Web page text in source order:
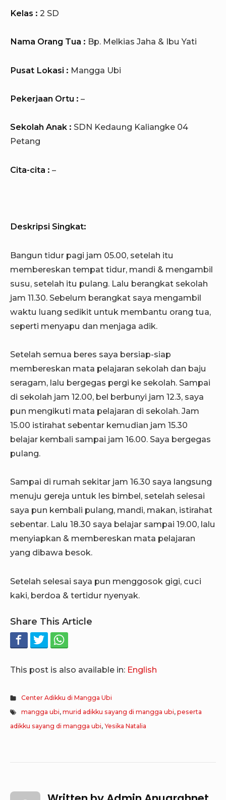
Kelas : 2 SD
Nama Orang Tua : Bp. Melkias Jaha & Ibu Yati
Pusat Lokasi : Mangga Ubi
Pekerjaan Ortu : –
Sekolah Anak : SDN Kedaung Kaliangke 04
Petang
Cita-cita : –
Deskripsi Singkat:
Bangun tidur pagi jam 05.00, setelah itu
membereskan tempat tidur, mandi & mengambil
susu, setelah itu pulang. Lalu berangkat sekolah
jam 11.30. Sebelum berangkat saya mengambil
waktu luang sedikit untuk membantu orang tua,
seperti menyapu dan menjaga adik.
Setelah semua beres saya bersiap-siap
membereskan mata pelajaran sekolah dan baju
seragam, lalu bergegas pergi ke sekolah. Sampai
di sekolah jam 12.00, bel berbunyi jam 12.3, saya
pun mengikuti mata pelajaran di sekolah. Jam
15.00 istirahat sebentar kemudian jam 15.30
belajar kembali sampai jam 16.00. Saya bergegas
pulang.
Sampai di rumah sekitar jam 16.30 saya langsung
menuju gereja untuk les bimbel, setelah selesai
saya pun kembali pulang, mandi, makan, istirahat
sebentar. Lalu 18.30 saya belajar sampai 19.00, lalu
menyiapkan & membereskan mata pelajaran
yang dibawa besok.
Setelah selesai saya pun menggosok gigi, cuci
kaki, berdoa & tertidur nyenyak.
Share This Article
This post is also available in: English
Center Adikku di Mangga Ubi
mangga ubi,murid adikku sayang di mangga ubi,peserta
adikku sayang di mangga ubi, Yesika Natalia